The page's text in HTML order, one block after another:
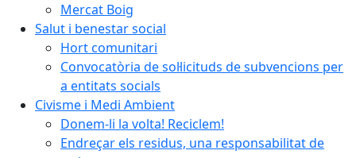
Mercat Boig
Salut i benestar social
Hort comunitari
Convocatòria de sol·licituds de subvencions per
a entitats socials
Civisme i Medi Ambient
Donem-li la volta! Reciclem!
Endreçar els residus, una responsabilitat de